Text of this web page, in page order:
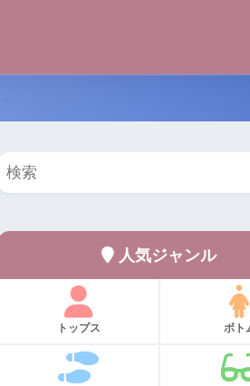
人気ジャンル
トップス ボト